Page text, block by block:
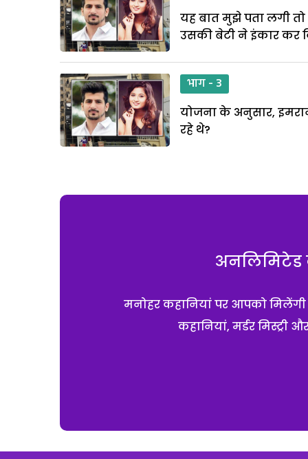
यह बात मुझे पता लगी तो
उसकी बेटी ने इंकार कर
भाग - 3
योजना के अनुसार,
रहे थे?
अनलिमिटेड
मनोहर कहानियां पर आपको
कहानियां, मर्डर